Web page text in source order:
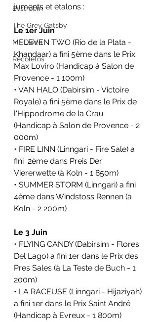
Evstroem
The Grey Gatsby
Mr. Owen
Recoletos
juments et étalons :
Le 1er Juin
• ELEVEN TWO (Rio de la Plata -
Khandaar) a fini 5ème dans le Prix
Max Loviro (Handicap à Salon de
Provence - 1 100m)
• VAN HALO (Dabirsim - Victoire
Royale) a fini 5ème dans le Prix de
l'Hippodrome de la Crau
(Handicap à Salon de Provence - 2
000m)
• FIRE LINN (Linngari - Fire Sale) a
fini  2ème dans Preis Der
Viererwette (à Koln - 1 850m)
• SUMMER STORM (Linngari) a fini
4ème dans Windstoss Rennen (à
Koln - 2 200m)
Le 3 Juin
• FLYING CANDY (Dabirsim - Flores
Del Lago) a fini 1er dans le Prix des
Pres Sales (à La Teste de Buch - 1
200m)
• LA RACEUSE (Linngari - Hijaziyah)
a fini 1er dans le Prix Saint André
(Handicap à Evreux - 1 800m)